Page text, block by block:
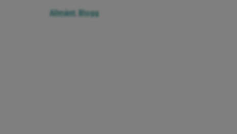
Allmänt Blogg